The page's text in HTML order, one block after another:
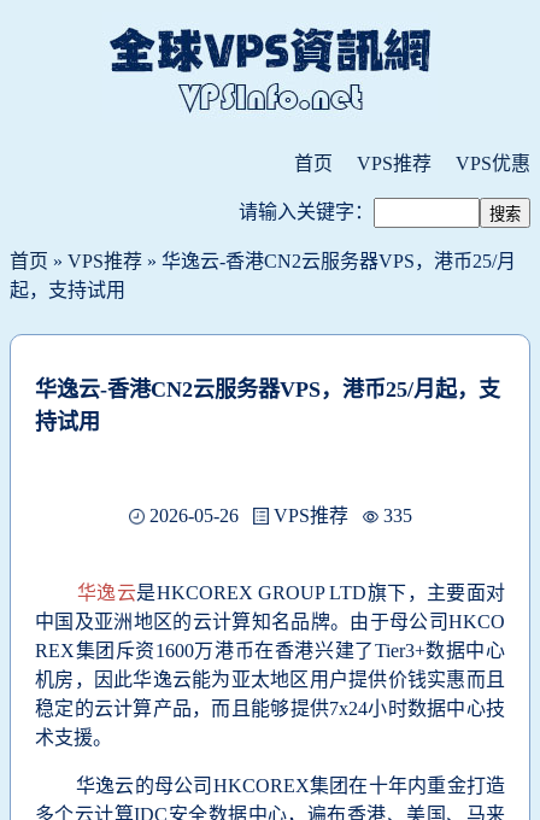
首页 VPS推荐 VPS优惠
请输入关键字：
首页 » VPS推荐 » 华逸云-香港CN2云服务器VPS，港币25/月
起，支持试用
华逸云-香港CN2云服务器VPS，港币25/月起，支
持试用
2026-05-26 VPS推荐 335
华逸云是HKCOREX GROUP LTD旗下，主要面对
中国及亚洲地区的云计算知名品牌。由于母公司HKCO
REX集团斥资1600万港币在香港兴建了Tier3+数据中心
机房，因此华逸云能为亚太地区用户提供价钱实惠而且
稳定的云计算产品，而且能够提供7x24小时数据中心技
术支援。
华逸云的母公司HKCOREX集团在十年内重金打造
多个云计算IDC安全数据中心，遍布香港、美国、马来